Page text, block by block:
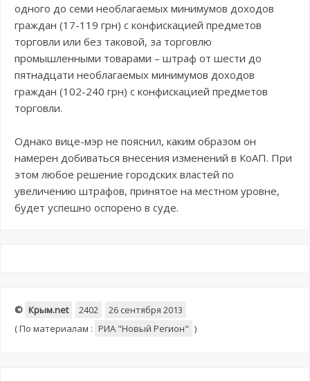
одного до семи необлагаемых минимумов доходов
граждан (17-119 грн) с конфискацией предметов
торговли или без таковой, за торговлю
промышленными товарами – штраф от шести до
пятнадцати необлагаемых минимумов доходов
граждан (102-240 грн) с конфискацией предметов
торговли.
Однако вице-мэр не пояснил, каким образом он
намерен добиваться внесения изменений в КоАП. При
этом любое решение городских властей по
увеличению штрафов, принятое на местном уровне,
будет успешно оспорено в суде.
© Крым.net 2402
26 сентября 2013
(По материалам : РИА "Новый Регион" )